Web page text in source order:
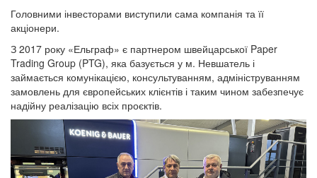
Головними інвесторами виступили сама компанія та її
акціонери.
З 2017 року «Ельграф» є партнером швейцарської Paper
Trading Group (PTG), яка базується у м. Невшатель і
займається комунікацією, консультуванням, адмініструванням
замовлень для європейських клієнтів і таким чином забезпечує
надійну реалізацію всіх проєктів.